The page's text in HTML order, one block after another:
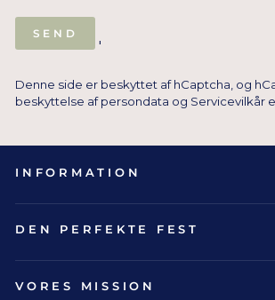
SEND
'
Denne side er beskyttet af hCaptcha, og
beskyttelse af persondata og Servicevilkår
INFORMATION
DEN PERFEKTE FEST
VORES MISSION